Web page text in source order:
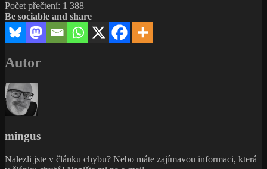
Počet přečtení: 1 388
Be sociable and share
Autor
mingus
Nalezli jste v článku chybu? Nebo máte zajímavou informaci, která